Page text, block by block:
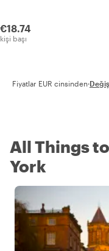
€18.74
kişi başı
Fiyatlar EUR cinsinden·
All Things
York